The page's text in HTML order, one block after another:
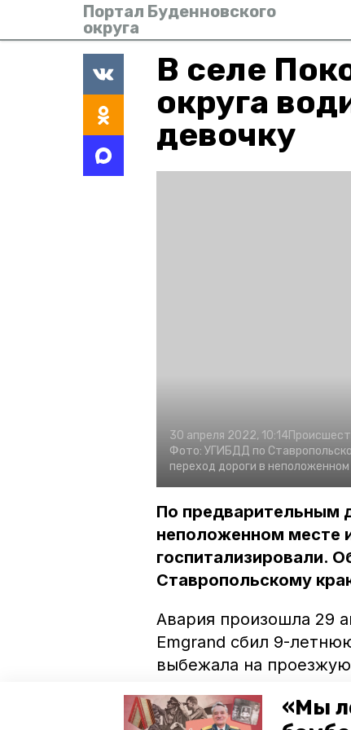
«Мы
Портал Буденновского
округа
В селе
округа
девочку
30 апреля 2022, 10:14
Фото: УГИБДД по
переход дороги в
По предварительным
неположенном месте
госпитализировали.
Ставропольскому
Авария произошла 29
Emgrand сбил 9-
выбежала на
ноги и серьёзной